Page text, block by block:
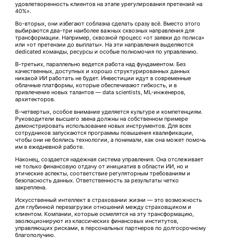
удовлетворенность клиентов на этапе урегулирования претензий на
40%».
Во-вторых, они избегают соблазна сделать сразу всё. Вместо этого
выбираются два-три наиболее важных сквозных направления для
трансформации. Например, сквозной процесс «от заявки до полиса»
или «от претензии до выплаты». На эти направления выделяются
dedicated команды, ресурсы и особые полномочия по управлению.
В-третьих, параллельно ведется работа над фундаментом. Без
качественных, доступных и хорошо структурированных данных
никакой ИИ работать не будет. Инвестиции идут в современные
облачные платформы, которые обеспечивают гибкость, и в
привлечение новых талантов — data scientists, ML-инженеров,
архитекторов.
В-четвертых, особое внимание уделяется культуре и компетенциям.
Руководители высшего звена должны на собственном примере
демонстрировать использование новых инструментов. Для всех
сотрудников запускаются программы повышения квалификации,
чтобы они не боялись технологии, а понимали, как она может помочь
им в ежедневной работе.
Наконец, создается надежная система управления. Она отслеживает
не только финансовую отдачу от инициатив в области ИИ, но и
этические аспекты, соответствие регуляторным требованиям и
безопасность данных. Ответственность за результаты четко
закреплена.
Искусственный интеллект в страховании жизни — это возможность
для глубинной перезагрузки отношений между страховщиком и
клиентом. Компании, которые осмелятся на эту трансформацию,
эволюционируют из классических финансовых институтов,
управляющих рисками, в персональных партнеров по долгосрочному
благополучию.